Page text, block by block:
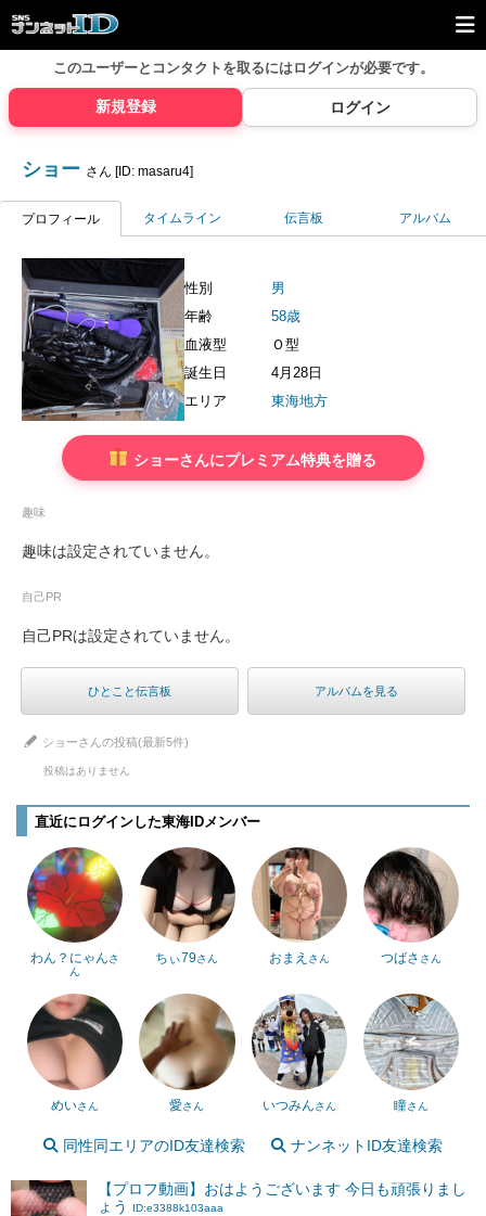
このユーザーとコンタクトを取るにはログインが必要です。
新規登録 ログイン
ショー さん [ID: masaru4]
プロフィール タイムライン 伝言板 アルバム
性別
男
年齢
58歳
血液型
Ｏ型
誕生日
4月28日
エリア
東海地方
ショーさんにプレミアム特典を贈る
趣味
趣味は設定されていません。
自己PR
自己PRは設定されていません。
ひとこと伝言板 アルバムを見る
ショーさんの投稿(最新5件)
投稿はありません
直近にログインした東海IDメンバー
わん？にゃんさ
ん
ちぃ79さん おまえ さん つばさ さん
めいさん 愛さん いつみんさん 瞳さん
同性同エリアのID友達検索 ナンネットID友達検索
【プロフ動画】おはようございます 今日も頑張りまし
ょう
ID:e3388k103aaa